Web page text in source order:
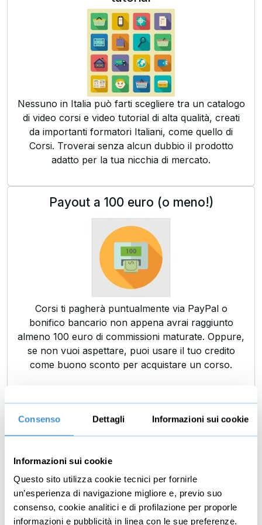
Consenso Dettagli Informazioni sui cookie
Informazioni sui cookie
Questo sito utilizza cookie tecnici per fornirle
un’esperienza di navigazione migliore e, previo suo
consenso, cookie analitici e di profilazione per proporle
informazioni e pubblicità in linea con le sue preferenze.
Nessuno in Italia può farti scegliere tra un catalogo
di video corsi e video tutorial di alta qualità, creati
da importanti formatori Italiani, come quello di
Corsi. Troverai senza alcun dubbio il prodotto
adatto per la tua nicchia di mercato.
Payout a 100 euro (o meno!)
Corsi ti pagherà puntualmente via PayPal o
bonifico bancario non appena avrai raggiunto
almeno 100 euro di commissioni maturate. Oppure,
se non vuoi aspettare, puoi usare il tuo credito
come buono sconto per acquistare un corso.
Pannello di controllo avanzato
Scopri tutte le statistiche di rilievo, aggiornate ogni